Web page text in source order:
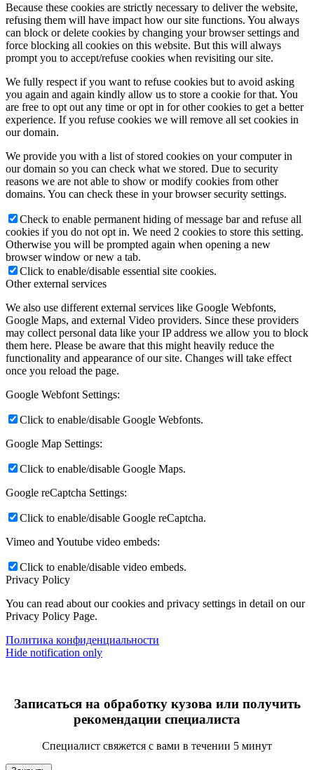
Because these cookies are strictly necessary to deliver the website,
refusing them will have impact how our site functions. You always
can block or delete cookies by changing your browser settings and
force blocking all cookies on this website. But this will always
prompt you to accept/refuse cookies when revisiting our site.
We fully respect if you want to refuse cookies but to avoid asking
you again and again kindly allow us to store a cookie for that. You
are free to opt out any time or opt in for other cookies to get a better
experience. If you refuse cookies we will remove all set cookies in
our domain.
We provide you with a list of stored cookies on your computer in
our domain so you can check what we stored. Due to security
reasons we are not able to show or modify cookies from other
domains. You can check these in your browser security settings.
Check to enable permanent hiding of message bar and refuse all
cookies if you do not opt in. We need 2 cookies to store this setting.
Otherwise you will be prompted again when opening a new
browser window or new a tab.
Click to enable/disable essential site cookies.
Other external services
We also use different external services like Google Webfonts,
Google Maps, and external Video providers. Since these providers
may collect personal data like your IP address we allow you to block
them here. Please be aware that this might heavily reduce the
functionality and appearance of our site. Changes will take effect
once you reload the page.
Google Webfont Settings:
Click to enable/disable Google Webfonts.
Google Map Settings:
Click to enable/disable Google Maps.
Google reCaptcha Settings:
Click to enable/disable Google reCaptcha.
Vimeo and Youtube video embeds:
Click to enable/disable video embeds.
Privacy Policy
You can read about our cookies and privacy settings in detail on our
Privacy Policy Page.
Политика конфиденциальности
Hide notification only
Записаться на обработку кузова или получить
рекомендации специалиста
Специалист свяжется с вами в течении 5 минут